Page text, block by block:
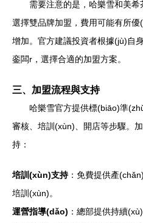
需要注意的是，哈樂雪和美
選擇雙品牌加盟，費用可能有所
增加。官方建議投資者根據(jù)自
銮闆r，選擇合適的加盟方案。
三、加盟流程與支持
哈樂雪官方提供標(biāo)準
審核、培訓(xùn)、開店等步驟。
持：
培訓(xùn)支持：免費提供產
培訓(xùn)。
運營指導(dǎo) ：總部提供持續